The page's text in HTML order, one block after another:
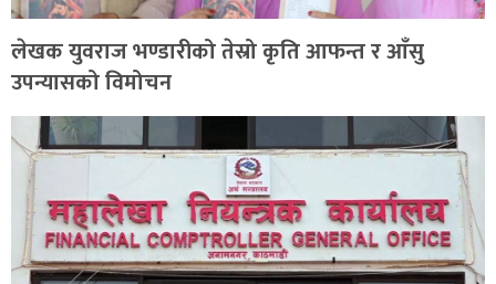
लेखक युवराज भण्डारीको तेस्रो कृति आफन्त र आँसु
उपन्यासको विमोचन